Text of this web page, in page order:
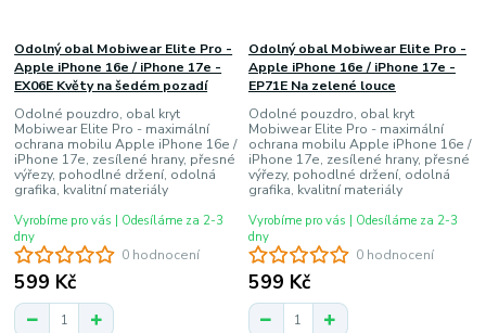
0 hodnocení
Odolný obal Mobiwear Elite Pro -
Apple iPhone 16e / iPhone 17e -
EX06E Květy na šedém pozadí
Odolné pouzdro, obal kryt
Mobiwear Elite Pro - maximální
ochrana mobilu Apple iPhone 16e /
iPhone 17e, zesílené hrany, přesné
výřezy, pohodlné držení, odolná
grafika, kvalitní materiály
599 Kč
Vyrobíme pro vás | Odesíláme za 2-3
dny
0 hodnocení
Odolný obal Mobiwear Elite Pro -
Apple iPhone 16e / iPhone 17e -
EP71E Na zelené louce
Odolné pouzdro, obal kryt
Mobiwear Elite Pro - maximální
ochrana mobilu Apple iPhone 16e /
iPhone 17e, zesílené hrany, přesné
výřezy, pohodlné držení, odolná
grafika, kvalitní materiály
599 Kč
Vyrobíme pro vás | Odesíláme za 2-3
dny